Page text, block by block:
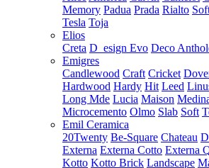
Memory Padua Prada Rialto
Tesla Toja
Elios
Creta D_esign Evo Deco
Emigres
Candlewood Craft Cricket
Hardwood Hardy Hit Leed
Long Mde Lucia Maison
Microcemento Olmo Slab Soft
Emil Ceramica
20Twenty Be-Square Chateau
Externa Externa Cotto Externa
Kotto Kotto Brick Landscape